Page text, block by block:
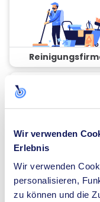
Wir verwenden
Erlebnis
Wir verwenden
personalisieren,
zu können und die
Coaches